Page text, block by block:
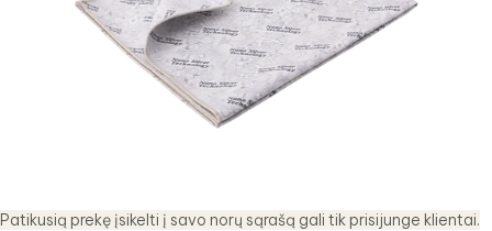
Patikusią prekę įsikelti į savo norų sąrašą gali tik prisijunge klientai.